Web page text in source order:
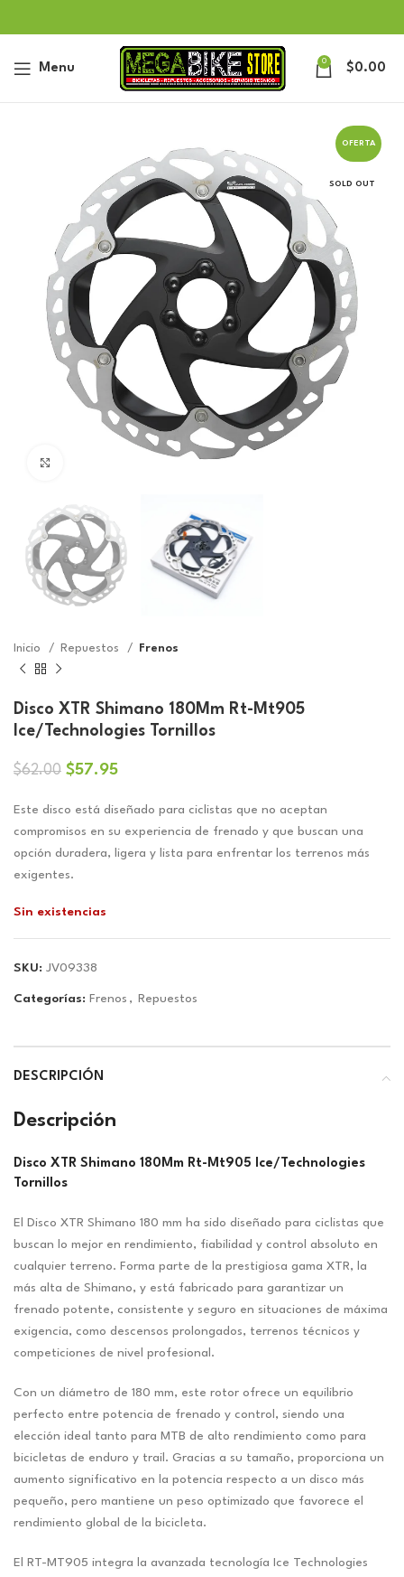
Menu 0 $0.00
OFERTA
SOLD OUT
Inicio Repuestos Frenos
Disco XTR Shimano 180Mm Rt-Mt905
Ice/Technologies Tornillos
$62.00 El
original
era:
$62.00.
$57.95El
actual
es:
$57.95.
Este disco está diseñado para ciclistas que no aceptan
compromisos en su experiencia de frenado y que buscan una
opción duradera, ligera y lista para enfrentar los terrenos más
exigentes.
Sin existencias
SKU: JV09338
Categorías: Frenos , Repuestos
DESCRIPCIÓN
Descripción
Disco XTR Shimano 180Mm Rt-Mt905 Ice/Technologies
Tornillos
El Disco XTR Shimano 180 mm ha sido diseñado para ciclistas que
buscan lo mejor en rendimiento, fiabilidad y control absoluto en
cualquier terreno. Forma parte de la prestigiosa gama XTR, la
más alta de Shimano, y está fabricado para garantizar un
frenado potente, consistente y seguro en situaciones de máxima
exigencia, como descensos prolongados, terrenos técnicos y
competiciones de nivel profesional.
Con un diámetro de 180 mm, este rotor ofrece un equilibrio
perfecto entre potencia de frenado y control, siendo una
elección ideal tanto para MTB de alto rendimiento como para
bicicletas de enduro y trail. Gracias a su tamaño, proporciona un
aumento significativo en la potencia respecto a un disco más
pequeño, pero mantiene un peso optimizado que favorece el
rendimiento global de la bicicleta.
El RT-MT905 integra la avanzada tecnología Ice Technologies